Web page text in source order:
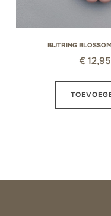
BIJTRING
€ 12,95